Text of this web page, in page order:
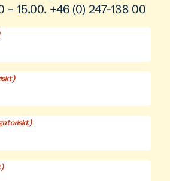
– 15.00. +46 (0) 247-138 00